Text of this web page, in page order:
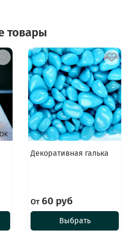
товары
Декоративная галька
От60 руб
Выбрать